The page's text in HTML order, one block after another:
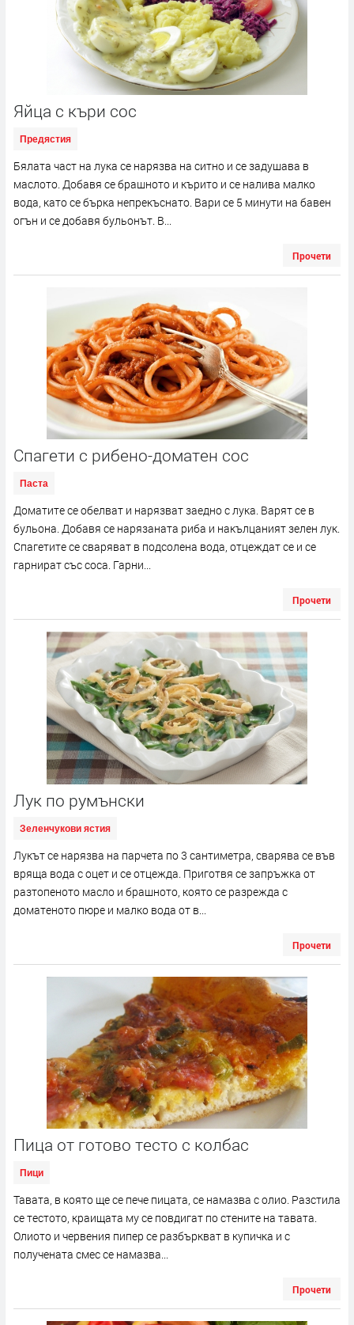
Яйца с къри сос
Предястия
Бялата част на лука се нарязва на ситно и се задушава в
маслото. Добавя се брашното и кърито и се налива малко
вода, като се бърка непрекъснато. Вари се 5 минути на бавен
огън и се добавя бульонът. В...
Прочети
Спагети с рибено-доматен сос
Паста
Доматите се обелват и нарязват заедно с лука. Варят се в
бульона. Добавя се нарязаната риба и накълцаният зелен лук.
Спагетите се сваряват в подсолена вода, отцеждат се и се
гарнират със соса. Гарни...
Прочети
Лук по румънски
Зеленчукови ястия
Лукът се нарязва на парчета по 3 сантиметра, сварява се във
вряща вода с оцет и се отцежда. Приготвя се запръжка от
разтопеното масло и брашното, която се разрежда с
доматеното пюре и малко вода от в...
Прочети
Пица от готово тесто с колбас
Пици
Тавата, в която ще се пече пицата, се намазва с олио. Разстила
се тестото, краищата му се повдигат по стените на тавата.
Олиото и червения пипер се разбъркват в купичка и с
получената смес се намазва...
Прочети